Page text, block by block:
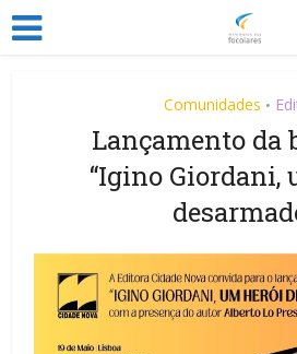
Comunidades •
Lançamento da
“Igino Giordani,